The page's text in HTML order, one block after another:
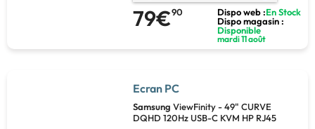
79€90 Dispo web :En Stock
Dispo magasin :
Disponible
mardi 11 août
Ecran PC
Samsung ViewFinity - 49" CURVE
DQHD 120Hz USB-C KVM HP RJ45